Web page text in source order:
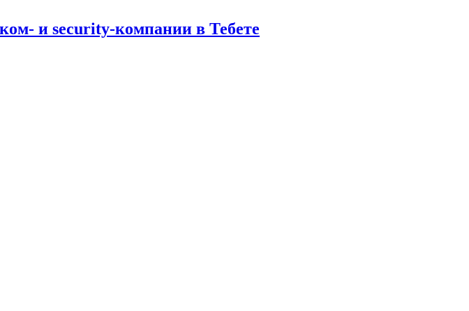
и security-компании в Тебете